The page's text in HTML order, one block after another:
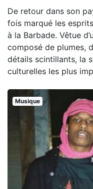
De retour dans son
fois marqué les
à la Barbade. Vêtue
composé de plumes,
détails scintillants, la
culturelles les plus
Musique